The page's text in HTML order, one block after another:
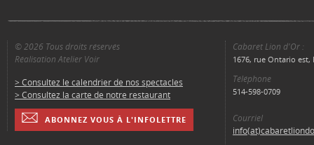
© 2026 Tous droits réservés
Réalisation Atelier Voir
> Consultez le calendrier de nos spectacles
> Consultez la carte de notre restaurant
ABONNEZ VOUS À L'INFOLETTRE
Cabaret Lion d'Or :
1676, rue Ontario est,
Téléphone
514-598-0709
Courriel